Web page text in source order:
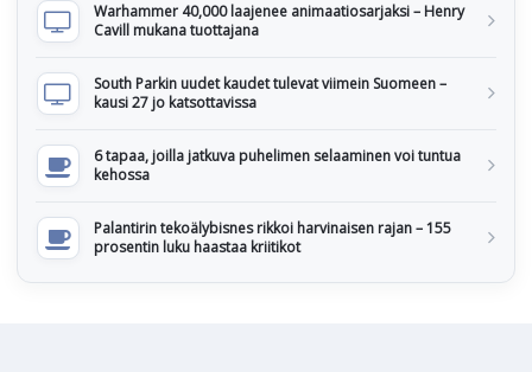
Warhammer 40,000 laajenee animaatiosarjaksi – Henry
Cavill mukana tuottajana
South Parkin uudet kaudet tulevat viimein Suomeen –
kausi 27 jo katsottavissa
6 tapaa, joilla jatkuva puhelimen selaaminen voi tuntua
kehossa
Palantirin tekoälybisnes rikkoi harvinaisen rajan – 155
prosentin luku haastaa kriitikot